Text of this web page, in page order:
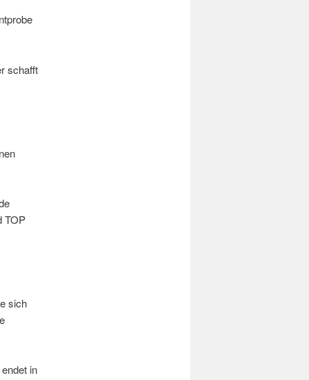
schafft
TOP
sich
in